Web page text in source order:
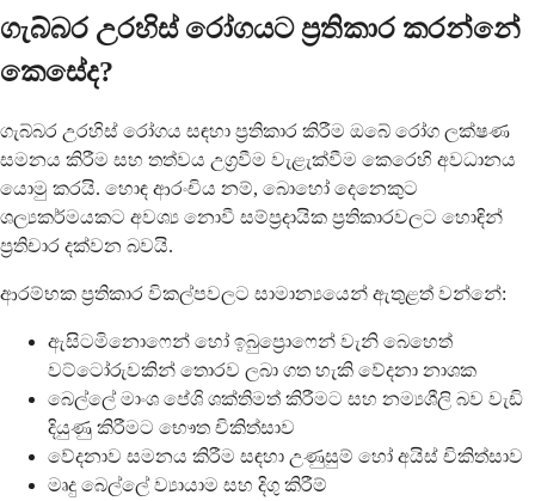
ගැබ්බර උරහිස් රෝගයට ප්‍රතිකාර කරන්නේ
කෙසේද?
ගැබ්බර උරහිස් රෝගය සඳහා ප්‍රතිකාර කිරීම ඔබේ රෝග ලක්ෂණ
සමනය කිරීම සහ තත්වය උග්‍රවීම වැළැක්වීම කෙරෙහි අවධානය
යොමු කරයි. හොඳ ආරංචිය නම්, බොහෝ දෙනෙකුට
ශල්‍යකර්මයකට අවශ්‍ය නොවී සම්ප්‍රදායික ප්‍රතිකාරවලට හොඳින්
ප්‍රතිචාර දක්වන බවයි.
ආරම්භක ප්‍රතිකාර විකල්පවලට සාමාන්‍යයෙන් ඇතුළත් වන්නේ:
ඇසිටමිනොෆෙන් හෝ ඉබුප්‍රොෆෙන් වැනි බෙහෙත්
වට්ටෝරුවකින් තොරව ලබා ගත හැකි වේදනා නාශක
බෙල්ලේ මාංශ පේශි ශක්තිමත් කිරීමට සහ නම්‍යශීලි බව වැඩි
දියුණු කිරීමට භෞත චිකිත්සාව
වේදනාව සමනය කිරීම සඳහා උණුසුම් හෝ අයිස් චිකිත්සාව
මෘදු බෙල්ලේ ව්‍යායාම සහ දිගු කිරීම්